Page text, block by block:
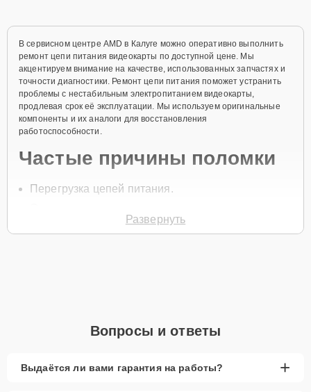
В сервисном центре AMD в Калуге можно оперативно выполнить
ремонт цепи питания видеокарты по доступной цене. Мы
акцентируем внимание на качестве, использованных запчастях и
точности диагностики. Ремонт цепи питания поможет устранить
проблемы с нестабильным электропитанием видеокарты,
продлевая срок её эксплуатации. Мы используем оригинальные
компоненты и их аналоги для восстановления
работоспособности.
Частые причины поломки
Перегрузка цепей питания.
Механические повреждения.
сервиса
Развернуть
Вопросы и ответы
Выдаётся ли вами гарантия на работы? +